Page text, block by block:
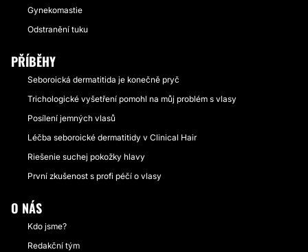
Gynekomastie
Odstranění tuku
PŘÍBĚHY
Seboroická dermatitida je konečně pryč
Trichologické vyšetření pomohl na můj problém s vlasy
Posílení jemných vlasů
Léčba seboroické dermatitidy v Clinical Hair
Riešenie suchej pokožky hlavy
První zkušenost s profi péčí o vlasy
O NÁS
Kdo jsme?
Redakční tým